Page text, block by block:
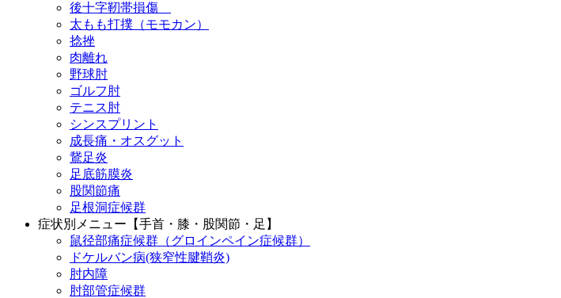
後十字靭帯損傷
太もも打撲（モモカン）
捻挫
肉離れ
野球肘
ゴルフ肘
テニス肘
シンスプリント
成長痛・オスグット
鵞足炎
足底筋膜炎
股関節痛
足根洞症候群
症状別メニュー【手首・膝・股関節・足】
鼠径部痛症候群（グロインペイン症候群）
ドケルバン病(狭窄性腱鞘炎)
肘内障
肘部管症候群